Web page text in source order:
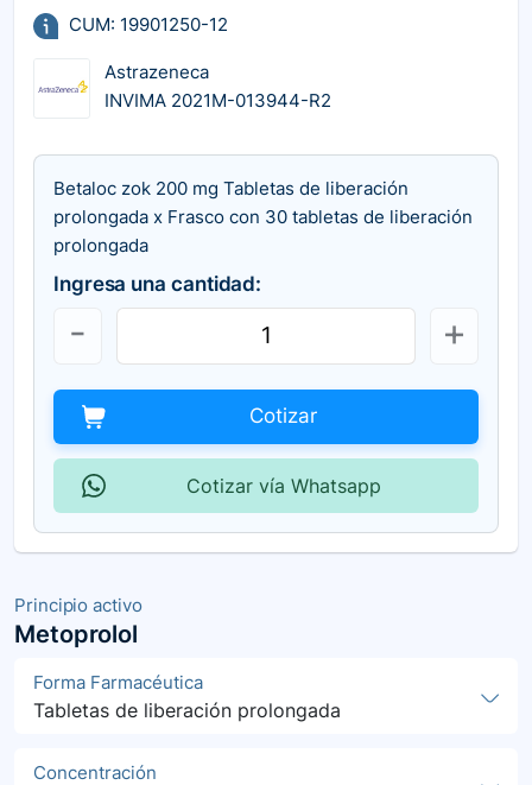
Principio activo
Metoprolol
Forma Farmacéutica
Tabletas de liberación prolongada
Concentración
CUM: 19901250-12
Astrazeneca
INVIMA 2021M-013944-R2
Betaloc zok 200 mg Tabletas de liberación
prolongada x Frasco con 30 tabletas de liberación
prolongada
Ingresa una cantidad:
Cotizar
Cotizar vía Whatsapp